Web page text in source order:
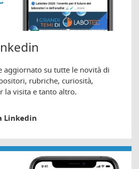
aggiornato su tutte le novità di
rubriche, curiosità,
la visita e tanto altro.
Linkedin